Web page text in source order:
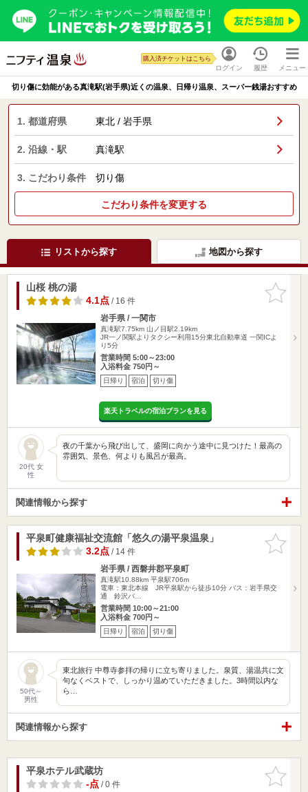
ログイン
購入済チケットはこちら
履歴 メニュー
切り傷に効能がある真滝駅(岩手県)近くの温泉、日帰り温泉、スーパー銭湯おすすめ
1. 都道府県 東北 / 岩手県
2. 沿線・駅 真滝駅
3. こだわり条件 切り傷
こだわり条件を変更する
リストから探す 地図から探す
お気に入
りに追加
山桜 桃の湯
4.1点/ 16 件
岩手県 / 一関市
真滝駅7.75km 山ノ目駅2.19km
JR一ノ関駅よりタクシー利用15分東北自動車道 一関ICよ
り5分
営業時間 5:00～23:00
入浴料金 750円～
日帰り 宿泊 切り傷
楽天トラベルの宿泊プランを見る
20代 女
性
夜の千葉から飛び出して、盛岡に向かう途中に見つけた！最高の
雰囲気、景色、何よりも風呂が最高。
関連情報から探す
お気に入
りに追加
平泉町健康福祉交流館「悠久の湯平泉温泉」
3.2点/ 14 件
岩手県 / 西磐井郡平泉町
真滝駅10.88km 平泉駅706m
電車：東北本線 JR平泉駅から徒歩10分 バス：岩手県交
通 鈴沢バ…
営業時間 10:00～21:00
入浴料金 700円～
日帰り 宿泊 切り傷
50代～
男性
東北旅行 中尊寺参拝の帰りに立ち寄りました。泉質、湯温共に文
句なくベストで、しっかり温めていただきました。3時間以内な
ら…
関連情報から探す
お気に入
りに追加
平泉ホテル武蔵坊
-点/ 0 件